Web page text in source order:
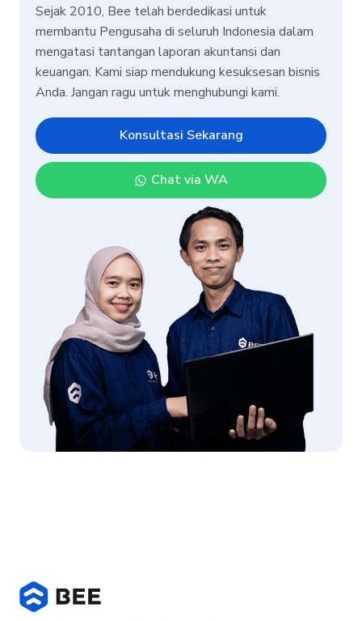
Sejak 2010, Bee telah berdedikasi untuk
membantu Pengusaha di seluruh Indonesia dalam
mengatasi tantangan laporan akuntansi dan
keuangan. Kami siap mendukung kesuksesan bisnis
Anda. Jangan ragu untuk menghubungi kami.
Konsultasi Sekarang
Chat via WA